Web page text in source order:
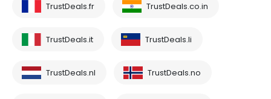
TrustDeals.fr TrustDeals.co.in
TrustDeals.it TrustDeals.li
TrustDeals.nl TrustDeals.no